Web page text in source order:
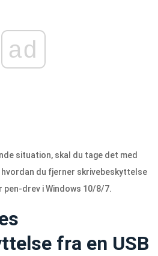
ad
situation, skal du tage det med
hvordan du fjerner skrivebeskyttelse
pen-drev i Windows 10/8/7.
fra en USB